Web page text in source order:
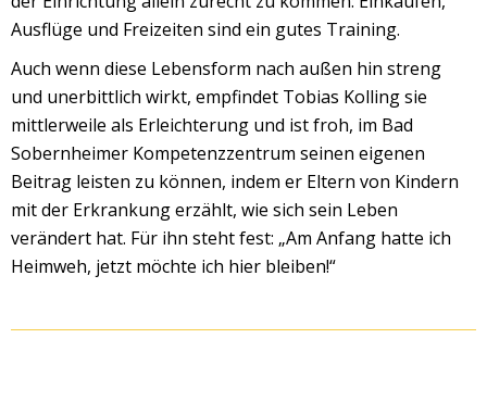
Ausflüge und Freizeiten sind ein gutes Training.
Auch wenn diese Lebensform nach außen hin streng
und unerbittlich wirkt, empfindet Tobias Kolling sie
mittlerweile als Erleichterung und ist froh, im Bad
Sobernheimer Kompetenzzentrum seinen eigenen
Beitrag leisten zu können, indem er Eltern von Kindern
mit der Erkrankung erzählt, wie sich sein Leben
verändert hat. Für ihn steht fest: „Am Anfang hatte ich
Heimweh, jetzt möchte ich hier bleiben!“